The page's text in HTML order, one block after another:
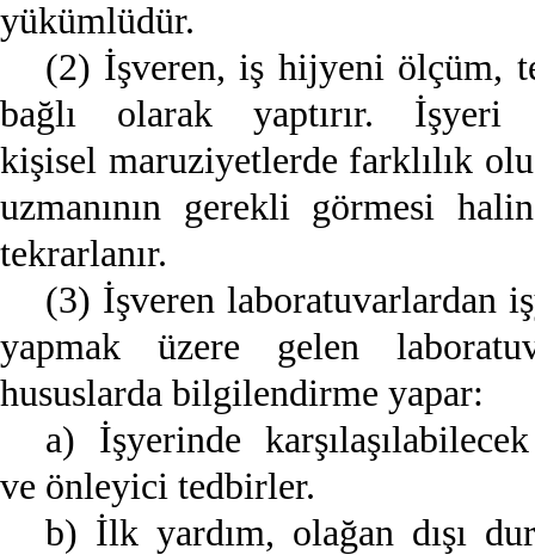
yükümlüdür.
(2) İşveren, iş hijyeni ölçüm,
bağlı olarak yaptırır.
kişisel maruziyetlerde farklılık
uzmanının gerekli görmesi
tekrarlanır.
(3) İşveren laboratuvarlardan
yapmak üzere gelen
hususlarda bilgilendirme yapar:
a) İşyerinde
ve önleyici tedbirler.
b) İlk yardım, olağan dışı